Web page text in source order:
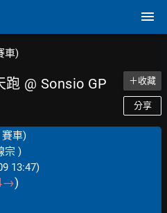
車)
跑 @ Sonsio GP ＋收藏
分享
賽車)
宗 )
13:47)
→)